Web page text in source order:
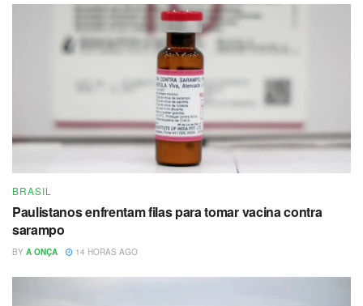
BRASIL
Paulistanos enfrentam filas para tomar vacina contra
sarampo
BY A ONÇA 14 HORAS AGO